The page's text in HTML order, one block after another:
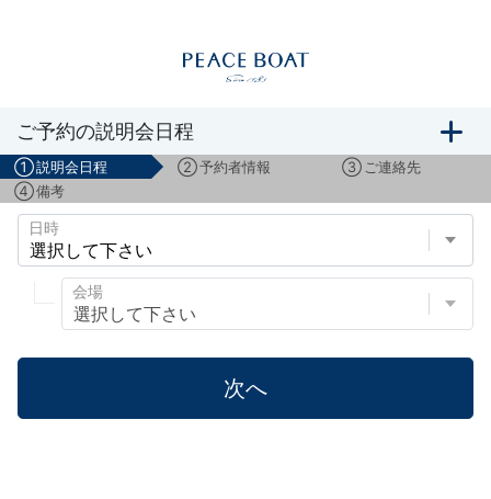
船旅説明会のご予約
ご予約の説明会日程
①説明会日程 ②予約者情報 ③ ご連絡先
④備考
日時
会場
次へ